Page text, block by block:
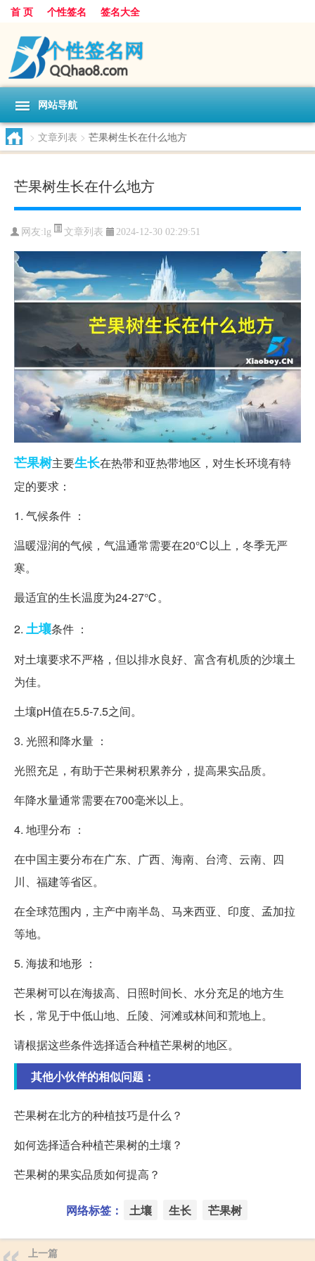
首 页 个性签名 签名大全
网站导航
> 文章列表 > 芒果树生长在什么地方
芒果树生长在什么地方
网友: lg 文章列表 2024-12-30 02:29:51
芒果树主要生长在热带和亚热带地区，对生长环境有特
定的要求：
1. 气候条件 ：
温暖湿润的气候，气温通常需要在20℃以上，冬季无严
寒。
最适宜的生长温度为24-27℃。
2. 土壤条件 ：
对土壤要求不严格，但以排水良好、富含有机质的沙壤土
为佳。
土壤pH值在5.5-7.5之间。
3. 光照和降水量 ：
光照充足，有助于芒果树积累养分，提高果实品质。
年降水量通常需要在700毫米以上。
4. 地理分布 ：
在中国主要分布在广东、广西、海南、台湾、云南、四
川、福建等省区。
在全球范围内，主产中南半岛、马来西亚、印度、孟加拉
等地。
5. 海拔和地形 ：
芒果树可以在海拔高、日照时间长、水分充足的地方生
长，常见于中低山地、丘陵、河滩或林间和荒地上。
请根据这些条件选择适合种植芒果树的地区。
其他小伙伴的相似问题：
芒果树在北方的种植技巧是什么？
如何选择适合种植芒果树的土壤？
芒果树的果实品质如何提高？
网络标签： 土壤 生长 芒果树
上一篇